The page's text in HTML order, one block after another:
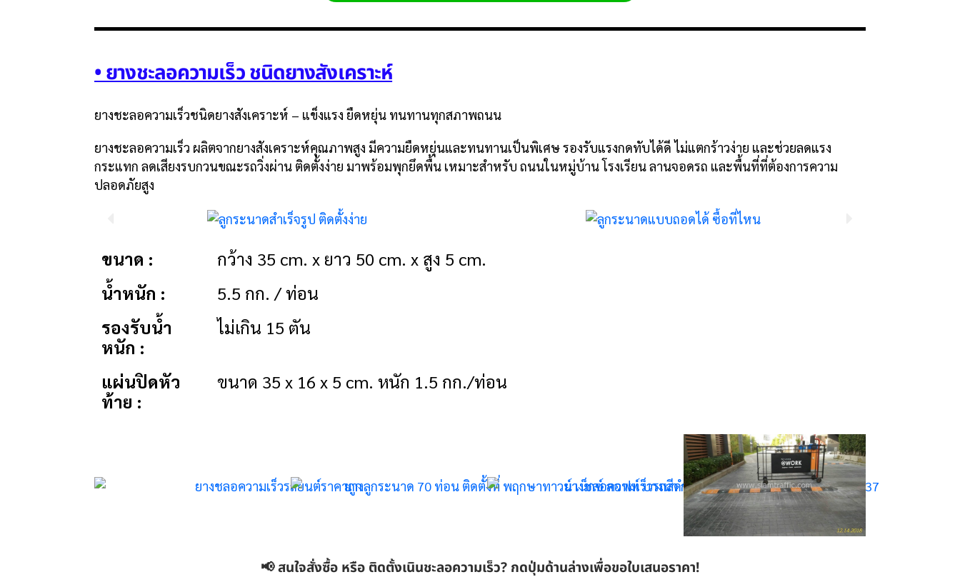
• ยางชะลอความเร็ว ชนิดยางสังเคราะห์
ยางชะลอความเร็วชนิดยางสังเคราะห์ – แข็งแรง ยืดหยุ่น ทนทานทุกสภาพถนน
ยางชะลอความเร็ว ผลิตจากยางสังเคราะห์คุณภาพสูง มีความยืดหยุ่นและทนทานเป็นพิเศษ รองรับแรงกดทับได้ดี ไม่แตกร้าวง่าย และช่วยลดแรง
กระแทก ลดเสียงรบกวนขณะรถวิ่งผ่าน ติดตั้งง่าย มาพร้อมพุกยึดพื้น เหมาะสำหรับ ถนนในหมู่บ้าน โรงเรียน ลานจอดรถ และพื้นที่ที่ต้องการความ
ปลอดภัยสูง
ขนาด :
กว้าง 35 cm. x ยาว 50 cm. x สูง 5 cm.
น้ำหนัก :
5.5 กก. / ท่อน
รองรับน้ำ
หนัก :
ไม่เกิน 15 ตัน
แผ่นปิดหัว
ท้าย :
ขนาด 35 x 16 x 5 cm. หนัก 1.5 กก./ท่อน
📢 สนใจสั่งซื้อ หรือ ติดตั้งเนินชะลอความเร็ว? กดปุ่มด้านล่างเพื่อขอใบเสนอราคา!